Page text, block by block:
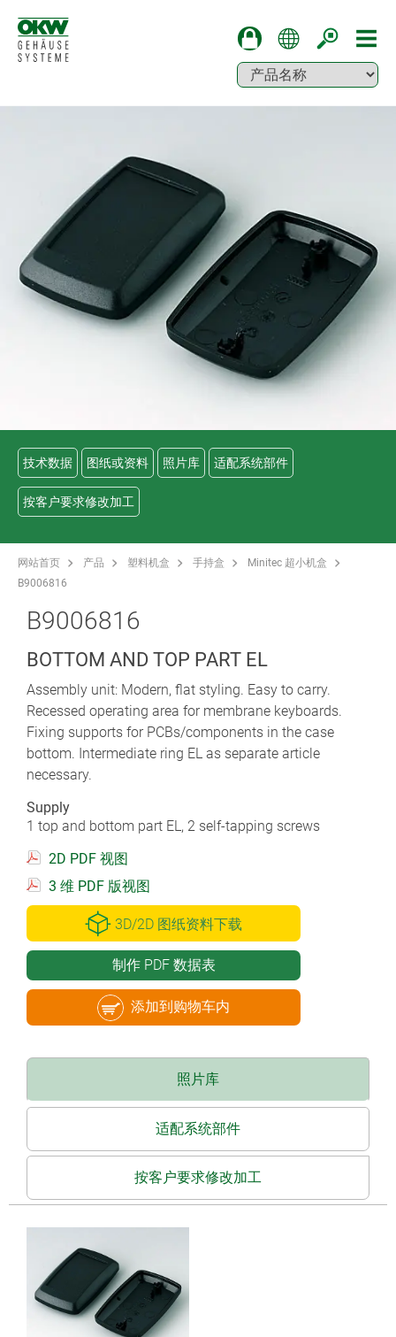
技术数据 图纸或资料 照片库 适配系统部件
按客户要求修改加工
网站首页 产品 塑料机盒 手持盒
Minitec 超小机盒
B9006816
B9006816
BOTTOM AND TOP PART EL
Assembly unit: Modern, flat styling. Easy to carry.
Recessed operating area for membrane keyboards.
Fixing supports for PCBs/components in the case
bottom. Intermediate ring EL as separate article
necessary.
Supply
1 top and bottom part EL, 2 self-tapping screws
2D PDF 视图
3 维 PDF 版视图
3D/2D 图纸资料下载
制作 PDF 数据表
添加到购物车内
照片库
适配系统部件
按客户要求修改加工